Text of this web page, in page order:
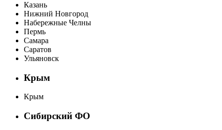
Казань
Нижний Новгород
Набережные Челны
Пермь
Самара
Саратов
Ульяновск
Крым
Крым
Сибирский ФО